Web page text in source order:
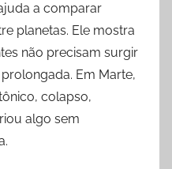
a comparar
planetas. Ele mostra
não precisam surgir
Em Marte,
colapso,
algo sem